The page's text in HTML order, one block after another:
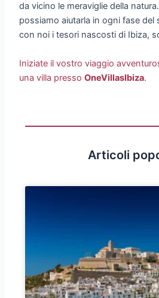
da vicino le meraviglie della
possiamo aiutarla in ogni fase del
con noi i tesori nascosti di Ibiza,
Iniziate il vostro viaggio
una villa pressoOneVillasIbiza.
Articoli